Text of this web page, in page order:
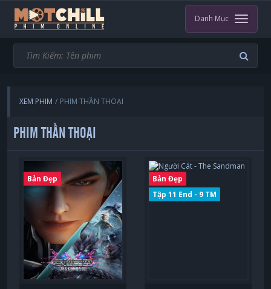
Danh Mục
XEM PHIM PHIM THẦN THOẠI
PHIM THẦN THOẠI
Bản Đẹp
Bản Đẹp
Tập 11 End - 9 TM